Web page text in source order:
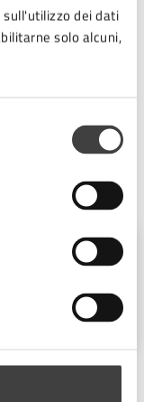
dei dati
solo alcuni,
resta infatti
Le segnalazioni
essere